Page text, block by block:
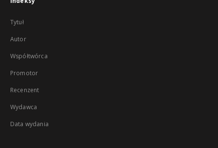
Tytuł
Autor
Współtwórca
Promotor
Recenzent
Wydawca
Data wydania